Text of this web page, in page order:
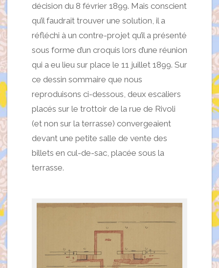
décision du 8 février 1899. Mais conscient
qu’il faudrait trouver une solution, il a
réfléchi à un contre-projet qu’il a présenté
sous forme d’un croquis lors d’une réunion
qui a eu lieu sur place le 11 juillet 1899. Sur
ce dessin sommaire que nous
reproduisons ci-dessous, deux escaliers
placés sur le trottoir de la rue de Rivoli
(et non sur la terrasse) convergeaient
devant une petite salle de vente des
billets en cul-de-sac, placée sous la
terrasse.